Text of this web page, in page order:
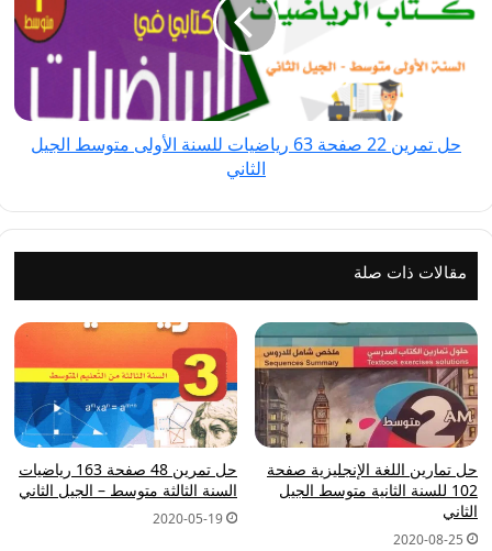
صفحة
رياضيات
متوسط
حل تمرين 22 صفحة 63 رياضيات للسنة الأولى متوسط الجيل
الثاني
مقالات ذات صلة
حل تمارين اللغة الإنجليزية صفحة
102 للسنة الثانية متوسط الجيل
الثاني
2020-08-25
حل تمرين 48 صفحة 163 رياضيات
السنة الثالثة متوسط – الجيل الثاني
2020-05-19